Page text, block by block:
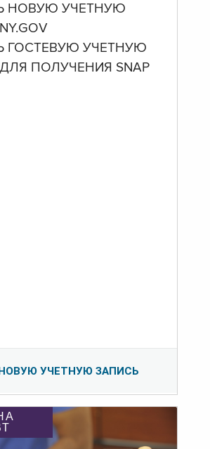
НОВУЮ УЧЕТНУЮ
ГОСТЕВУЮ УЧЕТНУЮ
ПОЛУЧЕНИЯ SNAP
УЧЕТНУЮ ЗАПИСЬ